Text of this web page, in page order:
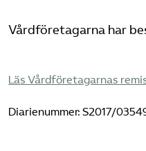
Pressrum
Vårdföretagarna har
Läs Vårdföretagarnas
Diarienummer: S2017/